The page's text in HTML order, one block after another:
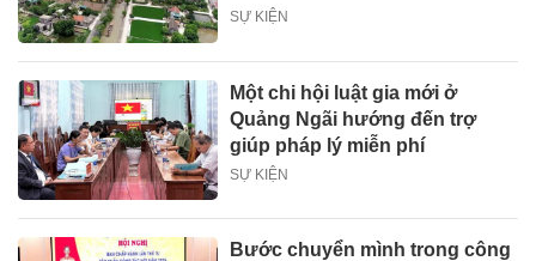
SỰ KIỆN
Một chi hội luật gia mới ở
Quảng Ngãi hướng đến trợ
giúp pháp lý miễn phí
SỰ KIỆN
Bước chuyển mình trong công